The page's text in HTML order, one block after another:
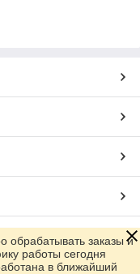
обрабатывать заказы и
работы сегодня
в ближайший